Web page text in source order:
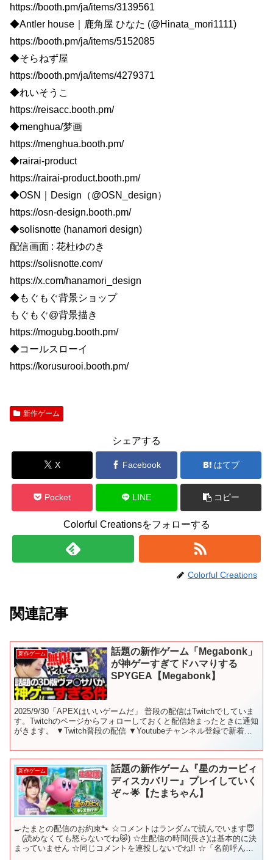
https://booth.pm/ja/items/3139561
◆Antler house｜鹿角屋 ひなた (@Hinata_mori1111)
https://booth.pm/ja/items/5152085
◆そらねず屋
https://booth.pm/ja/items/4279371
◆れいそうこ
https://reisacc.booth.pm/
◆menghua/梦画
https://menghua.booth.pm/
◆rairai-product
https://rairai-product.booth.pm/
◆OSN｜Design（@OSN_design）
https://osn-design.booth.pm/
◆solisnotte (hanamori design)
配信画面 : 花杜ゆのき
https://solisnotte.com/
https://x.com/hanamori_design
◆もぐもぐ背景ショップ
もぐもぐ@背景描き
https://mogubg.booth.pm/
◆コールスローイ
https://korusurooi.booth.pm/
新作ゲーム
シェアする
X Facebook はてブ
Pocket LINE コピー
Colorful Creationsをフォローする
Colorful Creations
関連記事
新作ゲーム
話題の新作ゲーム「Megabonk」
が神ゲーすぎてドハマりする
SPYGEA【Megabonk】
2025/9/30「APEXはいいゲームだ」 普段の配信はTwitchでしていま
す。Twitchのページからフォローしておくと配信始まったときに通知
がきます。 ▼Twitch普段の配信 ▼Youtubeチャンネル登録で新着動
新作ゲーム
話題の新作ゲーム『星のカービィ
ディスカバリー』プレイしていく
ぞ～🌟【たまちゃん】
🍳たまとの配信のお約束🐾 ☆コメントはランダムで読んでいます😇
(読めなくても怒らないでね😿) ☆生配信の時間(長さ)は基本的に決
まっていません ☆同じコメントを連投しないでね!! ☆「名前呼ん